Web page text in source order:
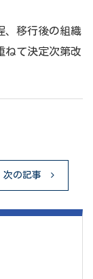
、移行後の組織
ねて決定次第改
次の記事